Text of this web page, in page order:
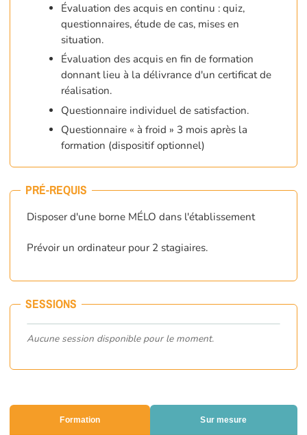
Évaluation des acquis en continu : quiz,
questionnaires, étude de cas, mises en
situation.
Évaluation des acquis en fin de formation
donnant lieu à la délivrance d'un certificat de
réalisation.
Questionnaire individuel de satisfaction.
Questionnaire « à froid » 3 mois après la
formation (dispositif optionnel)
PRÉ-REQUIS
Disposer d'une borne MÉLO dans l'établissement
Prévoir un ordinateur pour 2 stagiaires.
SESSIONS
Aucune session disponible pour le moment.
Formation Sur mesure